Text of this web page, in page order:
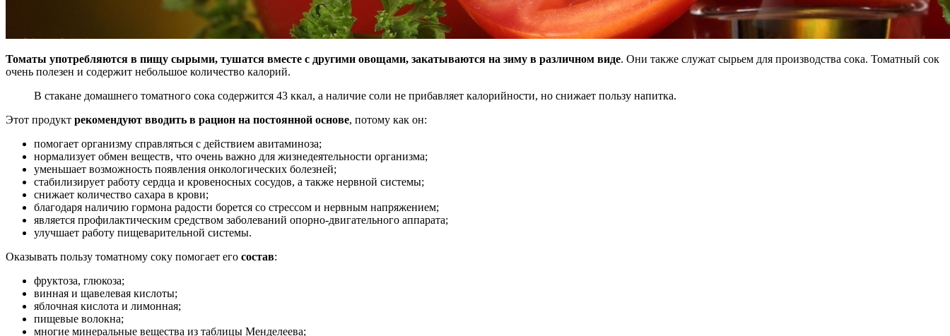
Томаты употребляются в пищу сырыми, тушатся вместе с другими овощами, закатываются на зиму в различном виде. Они также служат сырьем для производства сока. Томатный сок
очень полезен и содержит небольшое количество калорий.
В стакане домашнего томатного сока содержится 43 ккал, а наличие соли не прибавляет калорийности, но снижает пользу напитка.
Этот продукт рекомендуют вводить в рацион на постоянной основе, потому как он:
помогает организму справляться с действием авитаминоза;
нормализует обмен веществ, что очень важно для жизнедеятельности организма;
уменьшает возможность появления онкологических болезней;
стабилизирует работу сердца и кровеносных сосудов, а также нервной системы;
снижает количество сахара в крови;
благодаря наличию гормона радости борется со стрессом и нервным напряжением;
является профилактическим средством заболеваний опорно-двигательного аппарата;
улучшает работу пищеварительной системы.
Оказывать пользу томатному соку помогает его состав:
фруктоза, глюкоза;
винная и щавелевая кислоты;
яблочная кислота и лимонная;
пищевые волокна;
многие минеральные вещества из таблицы Менделеева;